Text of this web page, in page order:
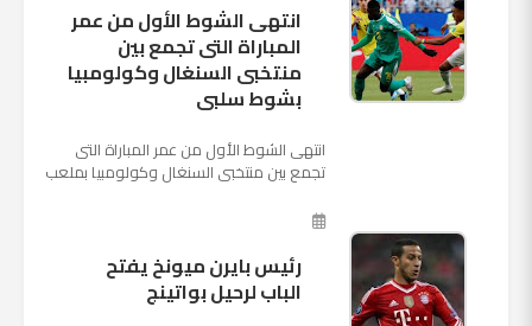
انتهى الشوط الأول من عمر
المباراة التى تجمع بين
منتخبى السنغال وكولومبيا
بشوط سلبى
انتهى الشوط الأول من عمر المباراة التى
تجمع بين منتخبى السنغال وكولومبيا بملعب
الثالثة والأ...
رئيس بايرن ميونخ يفتح
الباب لرحيل بواتينج